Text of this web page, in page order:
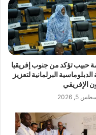
حبيب تؤكد من جنوب إفريقيا
الدبلوماسية البرلمانية لتعزيز
الإفريقي
5, 2026